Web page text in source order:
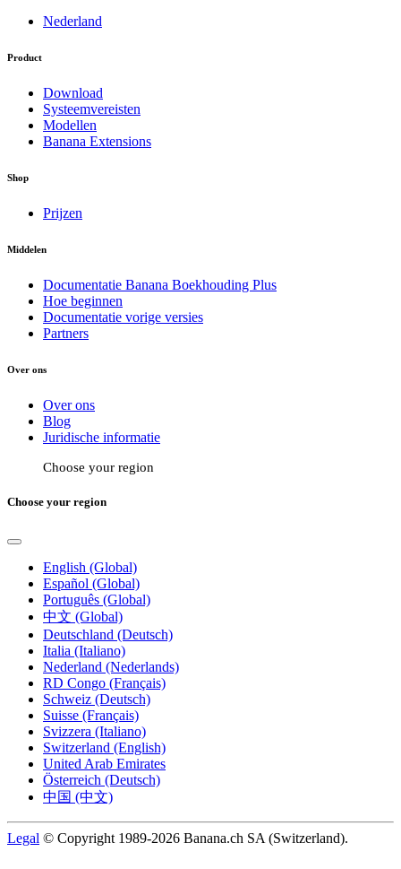
Nederland
Product
Download
Systeemvereisten
Modellen
Banana Extensions
Shop
Prijzen
Middelen
Documentatie Banana Boekhouding Plus
Hoe beginnen
Documentatie vorige versies
Partners
Over ons
Over ons
Blog
Juridische informatie
Choose your region
Choose your region
English (Global)
Español (Global)
Português (Global)
中文 (Global)
Deutschland (Deutsch)
Italia (Italiano)
Nederland (Nederlands)
RD Congo (Français)
Schweiz (Deutsch)
Suisse (Français)
Svizzera (Italiano)
Switzerland (English)
United Arab Emirates
Österreich (Deutsch)
中国 (中文)
Legal © Copyright 1989-2026 Banana.ch SA (Switzerland).